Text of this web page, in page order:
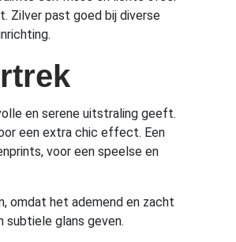
Zilver past goed bij diverse
en serene uitstraling geeft.
een extra chic effect. Een
voor een speelse en
omdat het ademend en zacht
subtiele glans geven.